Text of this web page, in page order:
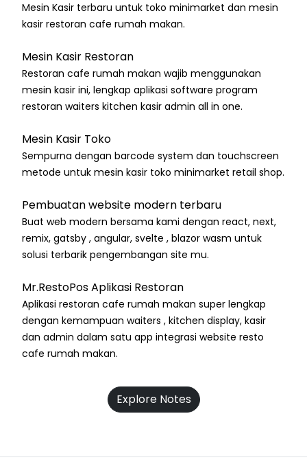
Mesin Kasir terbaru untuk toko minimarket dan mesin
kasir restoran cafe rumah makan.
Mesin Kasir Restoran
Restoran cafe rumah makan wajib menggunakan
mesin kasir ini, lengkap aplikasi software program
restoran waiters kitchen kasir admin all in one.
Mesin Kasir Toko
Sempurna dengan barcode system dan touchscreen
metode untuk mesin kasir toko minimarket retail shop.
Pembuatan website modern terbaru
Buat web modern bersama kami dengan react, next,
remix, gatsby , angular, svelte , blazor wasm untuk
solusi terbarik pengembangan site mu.
Mr.RestoPos Aplikasi Restoran
Aplikasi restoran cafe rumah makan super lengkap
dengan kemampuan waiters , kitchen display, kasir
dan admin dalam satu app integrasi website resto
cafe rumah makan.
Explore Notes